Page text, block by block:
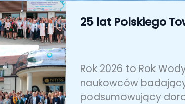
25 lat Polskiego
Rok 2026 to Rok
naukowców
podsumowujący